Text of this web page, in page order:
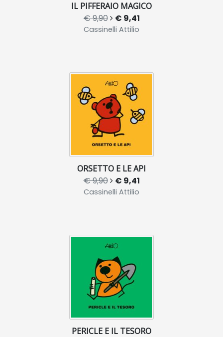
IL PIFFERAIO MAGICO
€ 9,90 € 9,41
Cassinelli Attilio
ORSETTO E LE API
€ 9,90 € 9,41
Cassinelli Attilio
PERICLE E IL TESORO